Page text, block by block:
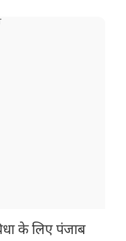
के लिए पंजाब